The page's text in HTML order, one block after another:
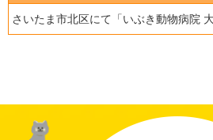
さいたま市北区にて「いぶき動物病院